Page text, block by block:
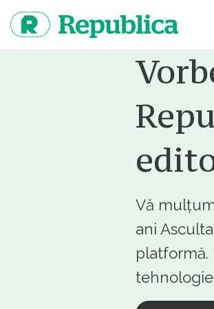
continut
Vă
ani
platformă.